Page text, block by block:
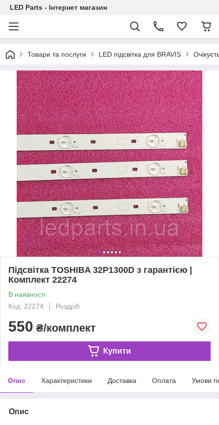
LED Parts - Інтернет магазин
Товари та послуги LED підсвітка для BRAVIS
Підсвітка TOSHIBA 32P1300D з гарантією |
Комплект 22274
В наявності
Код: 22274
Роздріб
550 ₴/комплект
Купити
Опис Характеристики Доставка Оплата Умови
Опис